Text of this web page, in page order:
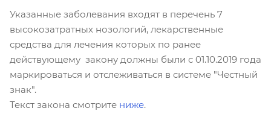
Указанные заболевания входят в перечень 7
высокозатратных нозологий, лекарственные
средства для лечения которых по ранее
действующему закону должны были с 01.10.2019 года
маркироваться и отслеживаться в системе "Честный
знак".
Текст закона смотрите ниже.